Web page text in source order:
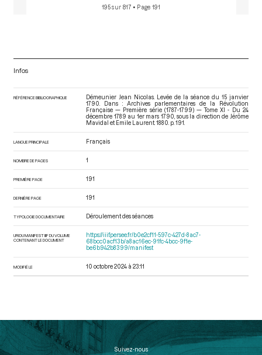
195 sur 817 • Page 191
Infos
RÉFÉRENCE BIBLIOGRAPHIQUE
Démeunier Jean Nicolas. Levée de la séance du 15 janvier
1790. Dans : Archives parlementaires de la Révolution
Française — Première série (1787-1799) — Tome XI - Du 24
décembre 1789 au 1er mars 1790 , sous la direction de Jérôme
Mavidal et Emile Laurent. 1880. p. 191.
LANGUE PRINCIPALE Français
NOMBRE DE PAGES 1
PREMIÈRE PAGE 191
DERNIÈRE PAGE 191
TYPOLOGIE DOCUMENTAIRE Déroulement des séances
URI DU MANIFEST IIIF DU VOLUME
CONTENANT LE DOCUMENT
https://iiif.persee.fr/b0e2cf11-597c-427d-8ac7-
68bcc0acf13b/a8ac16ec-91fc-4bcc-9f1e-
be6b942b8399/manifest
MODIFIÉ LE 10 octobre 2024 à 23:11
Suivez-nous